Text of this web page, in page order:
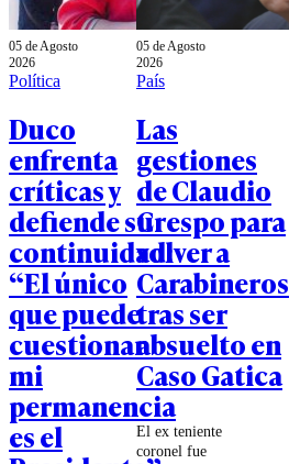
05 de Agosto
2026
Política
Duco
enfrenta
críticas y
defiende su
continuidad:
“El único
que puede
cuestionar
mi
permanencia
es el
05 de Agosto
2026
País
Las
gestiones
de Claudio
Crespo para
volver a
Carabineros
tras ser
absuelto en
Caso Gatica
El ex teniente
coronel fue